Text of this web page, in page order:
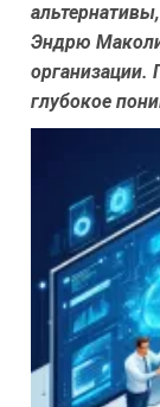
Эндрю
организации.
глубокое